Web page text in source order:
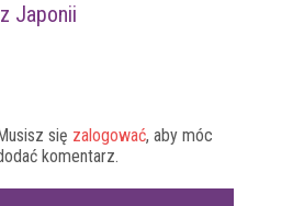
Japonii
się zalogować, aby móc
komentarz.